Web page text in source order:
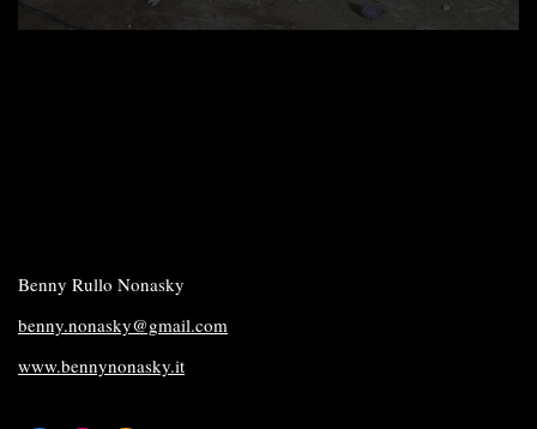
Benny Rullo Nonasky
benny.nonasky@gmail.com
www.bennynonasky.it